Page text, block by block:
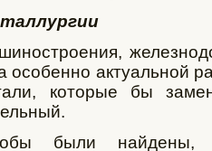
особенно актуальной
которые бы
были найдены,